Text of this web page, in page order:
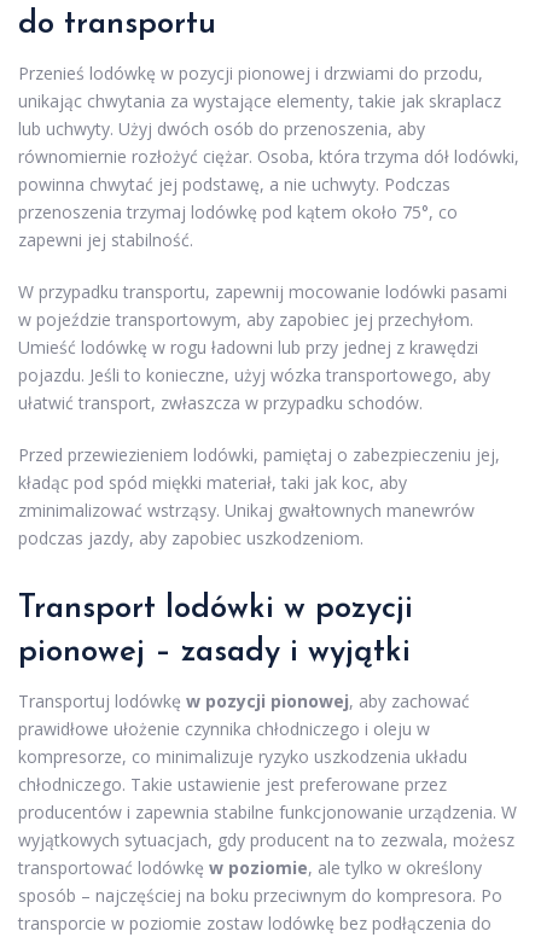
do transportu
Przenieś lodówkę w pozycji pionowej i drzwiami do przodu,
unikając chwytania za wystające elementy, takie jak skraplacz
lub uchwyty. Użyj dwóch osób do przenoszenia, aby
równomiernie rozłożyć ciężar. Osoba, która trzyma dół lodówki,
powinna chwytać jej podstawę, a nie uchwyty. Podczas
przenoszenia trzymaj lodówkę pod kątem około 75°, co
zapewni jej stabilność.
W przypadku transportu, zapewnij mocowanie lodówki pasami
w pojeździe transportowym, aby zapobiec jej przechyłom.
Umieść lodówkę w rogu ładowni lub przy jednej z krawędzi
pojazdu. Jeśli to konieczne, użyj wózka transportowego, aby
ułatwić transport, zwłaszcza w przypadku schodów.
Przed przewiezieniem lodówki, pamiętaj o zabezpieczeniu jej,
kładąc pod spód miękki materiał, taki jak koc, aby
zminimalizować wstrząsy. Unikaj gwałtownych manewrów
podczas jazdy, aby zapobiec uszkodzeniom.
Transport lodówki w pozycji
pionowej – zasady i wyjątki
Transportuj lodówkę w pozycji pionowej, aby zachować
prawidłowe ułożenie czynnika chłodniczego i oleju w
kompresorze, co minimalizuje ryzyko uszkodzenia układu
chłodniczego. Takie ustawienie jest preferowane przez
producentów i zapewnia stabilne funkcjonowanie urządzenia. W
wyjątkowych sytuacjach, gdy producent na to zezwala, możesz
transportować lodówkę w poziomie, ale tylko w określony
sposób – najczęściej na boku przeciwnym do kompresora. Po
transporcie w poziomie zostaw lodówkę bez podłączenia do